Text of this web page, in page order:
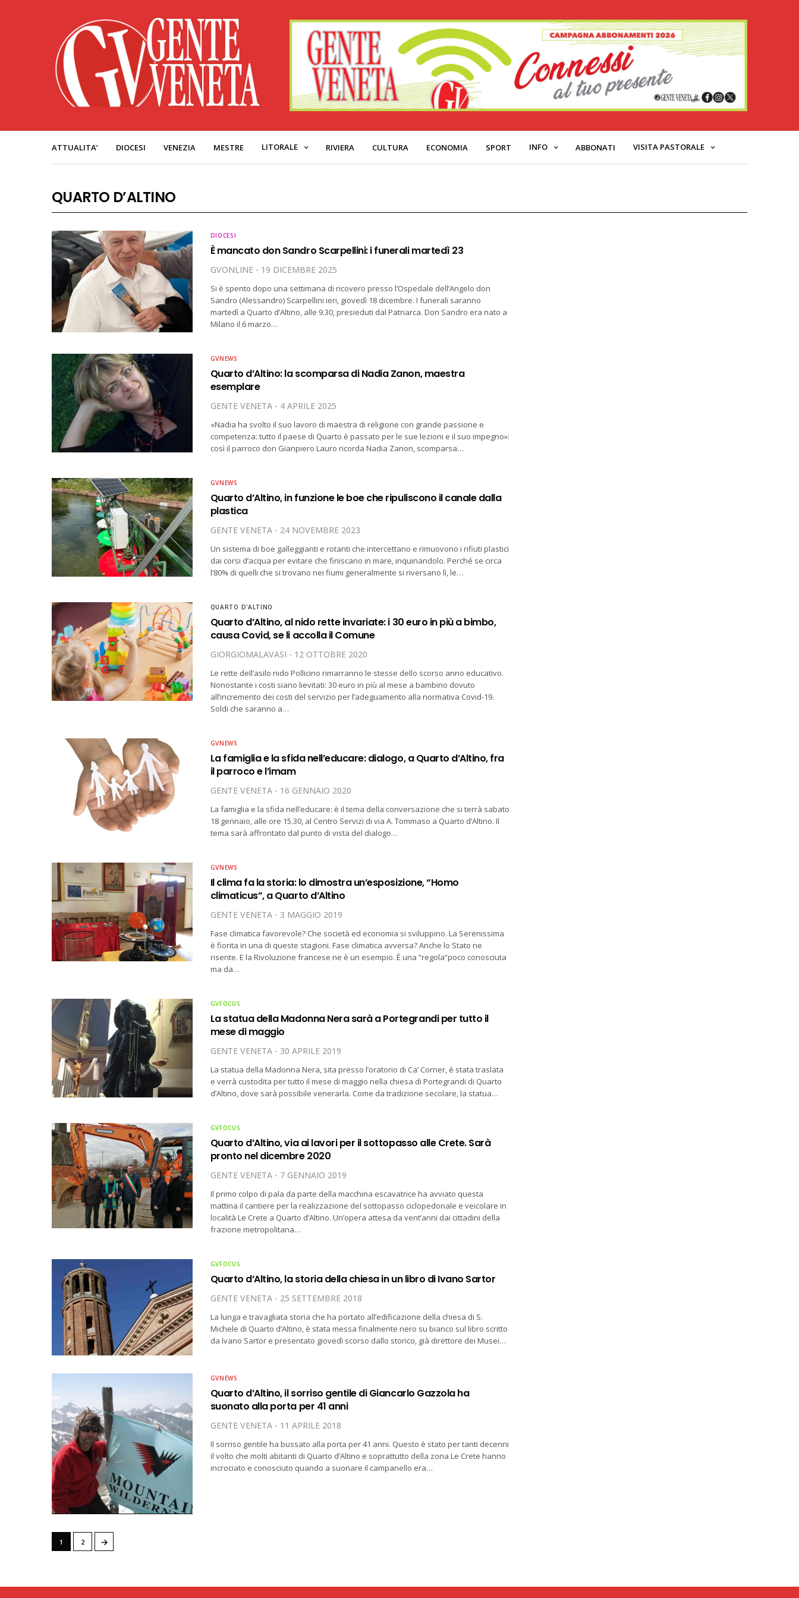
ATTUALITA’ DIOCESI VENEZIA MESTRE LITORALE RIVIERA CULTURA ECONOMIA SPORT INFO ABBONATI VISITA PASTORALE
QUARTO D’ALTINO
DIOCESI
È mancato don Sandro Scarpellini: i funerali martedì 23
GVONLINE 19 DICEMBRE 2025
Si è spento dopo una settimana di ricovero presso l’Ospedale dell’Angelo don
Sandro (Alessandro) Scarpellini ieri, giovedì 18 dicembre. I funerali saranno
martedì a Quarto d’Altino, alle 9.30, presieduti dal Patriarca. Don Sandro era nato a
Milano il 6 marzo…
GVNEWS
Quarto d’Altino: la scomparsa di Nadia Zanon, maestra
esemplare
GENTE VENETA 4 APRILE 2025
«Nadia ha svolto il suo lavoro di maestra di religione con grande passione e
competenza: tutto il paese di Quarto è passato per le sue lezioni e il suo impegno»:
così il parroco don Gianpiero Lauro ricorda Nadia Zanon, scomparsa…
GVNEWS
Quarto d’Altino, in funzione le boe che ripuliscono il canale dalla
plastica
GENTE VENETA 24 NOVEMBRE 2023
Un sistema di boe galleggianti e rotanti che intercettano e rimuovono i rifiuti plastici
dai corsi d’acqua per evitare che finiscano in mare, inquinandolo. Perché se circa
l’80% di quelli che si trovano nei fiumi generalmente si riversano lì, le…
QUARTO D'ALTINO
Quarto d’Altino, al nido rette invariate: i 30 euro in più a bimbo,
causa Covid, se li accolla il Comune
GIORGIOMALAVASI 12 OTTOBRE 2020
Le rette dell’asilo nido Pollicino rimarranno le stesse dello scorso anno educativo.
Nonostante i costi siano lievitati: 30 euro in più al mese a bambino dovuto
all’incremento dei costi del servizio per l’adeguamento alla normativa Covid-19.
Soldi che saranno a…
GVNEWS
La famiglia e la sfida nell’educare: dialogo, a Quarto d’Altino, fra
il parroco e l’imam
GENTE VENETA 16 GENNAIO 2020
La famiglia e la sfida nell’educare: è il tema della conversazione che si terrà sabato
18 gennaio, alle ore 15.30, al Centro Servizi di via A. Tommaso a Quarto d’Altino. Il
tema sarà affrontato dal punto di vista del dialogo…
GVNEWS
Il clima fa la storia: lo dimostra un’esposizione, “Homo
climaticus”, a Quarto d’Altino
GENTE VENETA 3 MAGGIO 2019
Fase climatica favorevole? Che società ed economia si sviluppino. La Serenissima
è fiorita in una di queste stagioni. Fase climatica avversa? Anche lo Stato ne
risente. E la Rivoluzione francese ne è un esempio. È una “regola”poco conosciuta
ma da…
GVFOCUS
La statua della Madonna Nera sarà a Portegrandi per tutto il
mese di maggio
GENTE VENETA 30 APRILE 2019
La statua della Madonna Nera, sita presso l’oratorio di Ca’ Corner, è stata traslata
e verrà custodita per tutto il mese di maggio nella chiesa di Portegrandi di Quarto
d’Altino, dove sarà possibile venerarla. Come da tradizione secolare, la statua…
GVFOCUS
Quarto d’Altino, via ai lavori per il sottopasso alle Crete. Sarà
pronto nel dicembre 2020
GENTE VENETA 7 GENNAIO 2019
Il primo colpo di pala da parte della macchina escavatrice ha avviato questa
mattina il cantiere per la realizzazione del sottopasso ciclopedonale e veicolare in
località Le Crete a Quarto d’Altino. Un’opera attesa da vent’anni dai cittadini della
frazione metropolitana…
GVFOCUS
Quarto d’Altino, la storia della chiesa in un libro di Ivano Sartor
GENTE VENETA 25 SETTEMBRE 2018
La lunga e travagliata storia che ha portato all’edificazione della chiesa di S.
Michele di Quarto d’Altino, è stata messa finalmente nero su bianco sul libro scritto
da Ivano Sartor e presentato giovedì scorso dallo storico, già direttore dei Musei…
GVNEWS
Quarto d’Altino, il sorriso gentile di Giancarlo Gazzola ha
suonato alla porta per 41 anni
GENTE VENETA 11 APRILE 2018
Il sorriso gentile ha bussato alla porta per 41 anni. Questo è stato per tanti decenni
il volto che molti abitanti di Quarto d’Altino e soprattutto della zona Le Crete hanno
incrociato e conosciuto quando a suonare il campanello era…
1 2 →